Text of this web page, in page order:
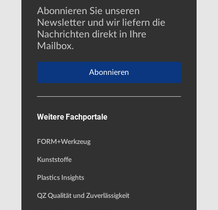
Abonnieren Sie unseren
Newsletter und wir liefern die
Nachrichten direkt in Ihre
Mailbox.
Abonnieren
Weitere Fachportale
FORM+Werkzeug
Kunststoffe
Plastics Insights
QZ Qualität und Zuverlässigkeit